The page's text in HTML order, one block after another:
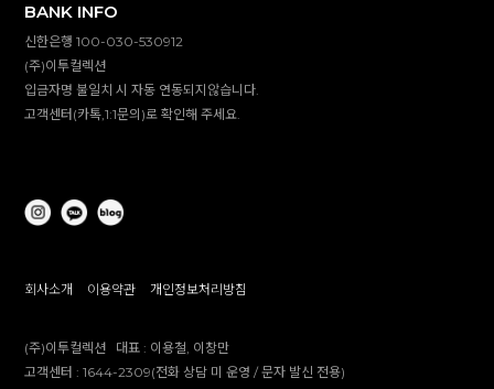
BANK INFO
신한은행 100-030-530912
(주)이투컬렉션
입금자명 불일치 시 자동 연동되지않습니다.
고객센터(카톡,1:1문의)로 확인해 주세요.
회사소개 이용약관 개인정보처리방침
(주)이투컬렉션 대표 : 이용철, 이창만
고객센터 :1644-2309(전화 상담 미 운영 / 문자 발신 전용)